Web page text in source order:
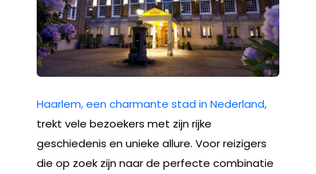
Haarlem, een charmante stad in Nederland,
trekt vele bezoekers met zijn rijke
geschiedenis en unieke allure. Voor reizigers
die op zoek zijn naar de perfecte combinatie